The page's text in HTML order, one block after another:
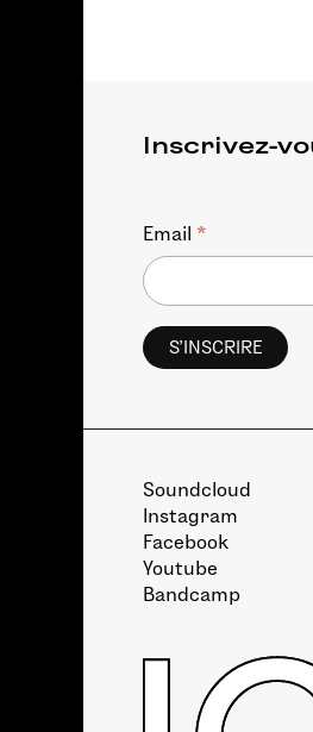
Inscrivez-
Email *
Soundcloud
Instagram
Facebook
Youtube
Bandcamp